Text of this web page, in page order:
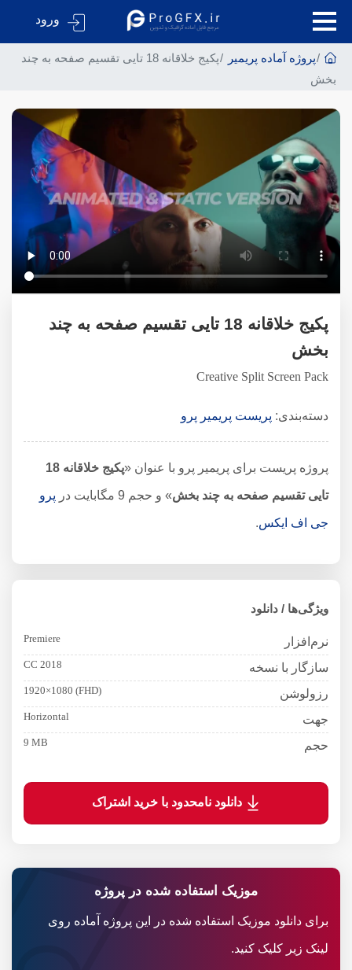
ورود
پروژه آماده پریمیر
پکیج خلاقانه 18 تایی تقسیم صفحه به چند
بخش
پکیج خلاقانه 18 تایی تقسیم صفحه به چند
بخش
Creative Split Screen Pack
دسته‌بندی: پریست پریمیر پرو
پروژه پریست برای پریمیر پرو با عنوان « پکیج خلاقانه 18
تایی تقسیم صفحه به چند بخش» و حجم 9 مگابایت در پرو
جی اف ایکس.
ویژگی‌ها / دانلود
نرم‌افزار Premiere
سازگار با نسخه CC 2018
رزولوشن 1920×1080 (FHD)
جهت Horizontal
حجم 9 MB
دانلود نامحدود با خرید اشتراک
موزیک استفاده شده در پروژه
برای دانلود موزیک استفاده شده در این پروژه آماده روی
لینک زیر کلیک کنید.